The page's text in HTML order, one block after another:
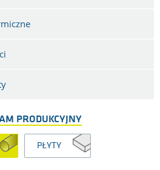
PRODUKCYJNY
PŁYTY